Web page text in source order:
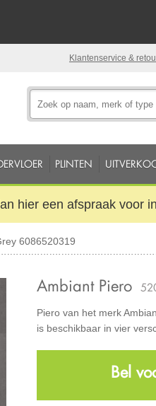
Klantenservice &
PLINTEN
hier een afspraak voor
6086520319
Ambiant Piero
Piero van het merk
is beschikbaar in vier
Bel